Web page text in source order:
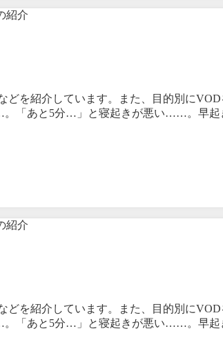
を紹介しています。また、目的別に
。「あと5分…」と寝起きが悪い……。早起
を紹介しています。また、目的別に
。「あと5分…」と寝起きが悪い……。早起